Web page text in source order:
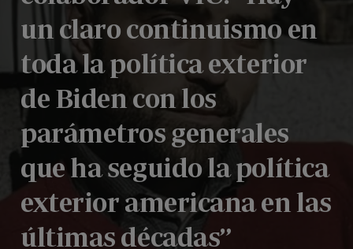
un claro continuismo en
toda la política exterior
de Biden con los
parámetros generales
que ha seguido la política
exterior americana en las
últimas décadas”